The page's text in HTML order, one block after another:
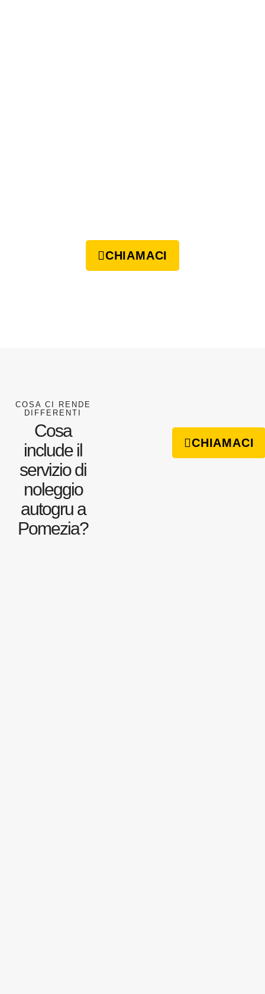
CHIAMACI
COSA CI RENDE
DIFFERENTI
Cosa
include il
servizio di
noleggio
autogru a
Pomezia?
CHIAMACI